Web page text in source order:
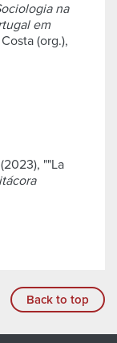
na
em
(org.),
""La
Back to top